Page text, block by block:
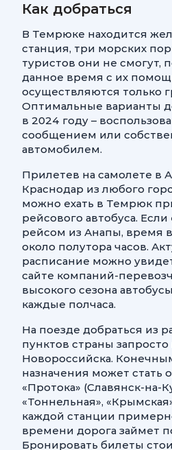
Как добраться
В Темрюке находится
станция, три морских
туристов они не смогут,
данное время с их
осуществляются только
Оптимальные варианты
в 2024 году –
сообщением или
автомобилем.
Прилетев на самолете в
Краснодар из любого
можно ехать в Темрюк
рейсового автобуса.
рейсом из Анапы, время
около полутора часов.
расписание можно
сайте компаний-
высокого сезона
каждые полчаса.
На поезде добраться из
пунктов страны
Новороссийска.
назначения может стать
«Протока» (Славянск-на-
«Тоннельная»,
каждой станции
времени дорога займет
Бронировать билеты